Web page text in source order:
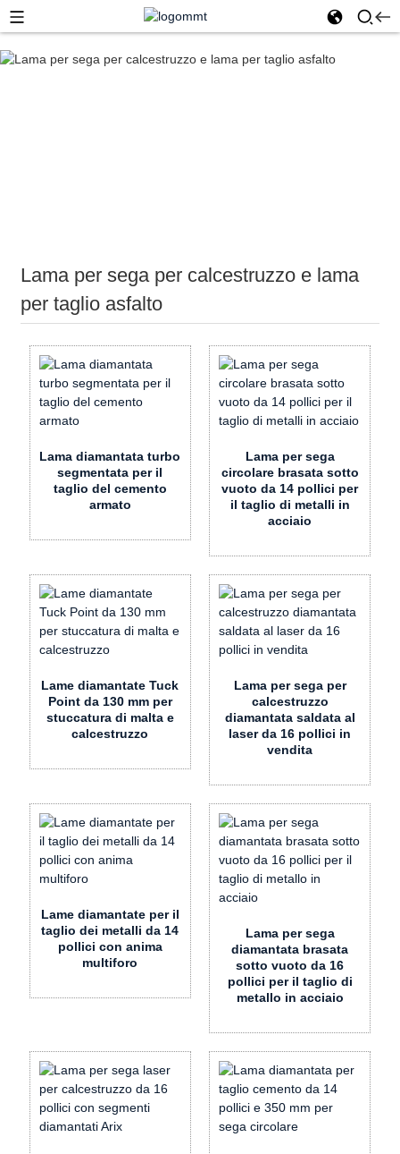
Lama per sega per calcestruzzo e lama
per taglio asfalto
Lama diamantata turbo
segmentata per il
taglio del cemento
armato
Lama per sega
circolare brasata sotto
vuoto da 14 pollici per
il taglio di metalli in
acciaio
Lame diamantate Tuck
Point da 130 mm per
stuccatura di malta e
calcestruzzo
Lama per sega per
calcestruzzo
diamantata saldata al
laser da 16 pollici in
vendita
Lame diamantate per il
taglio dei metalli da 14
pollici con anima
multiforo
Lama per sega
diamantata brasata
sotto vuoto da 16
pollici per il taglio di
metallo in acciaio